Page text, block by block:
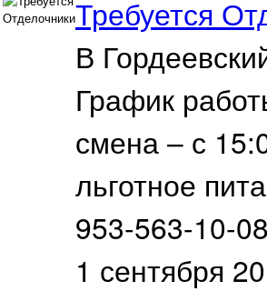
Требуется
В
График
смена – с
льготное
953-563-10-08
1 сентября